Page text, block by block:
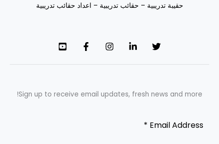
حقيبة تدريبية – حقائب تدريبية – اعداد حقائب تدريبية
Sign up to receive email updates, fresh news and more!